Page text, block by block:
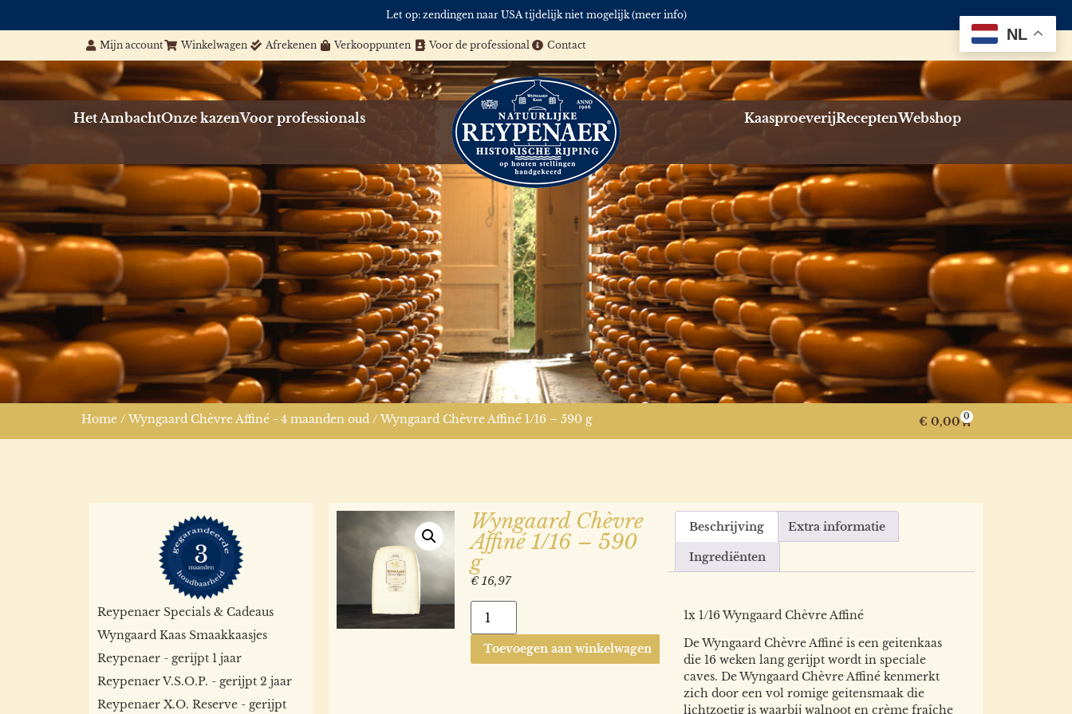
Let op: zendingen naar USA tijdelijk niet mogelijk (meer info)
Mijn account Winkelwagen Afrekenen Verkooppunten Voor de professional Contact
Het AmbachtOnze kazenVoor professionals KaasproeverijReceptenWebshop
Home / Wyngaard Chèvre Affiné - 4 maanden oud / Wyngaard Chèvre Affiné 1/16 – 590 g € 0,00 0
Reypenaer Specials & Cadeaus
Wyngaard Kaas Smaakkaasjes
Reypenaer - gerijpt 1 jaar
Reypenaer V.S.O.P. - gerijpt 2 jaar
Reypenaer X.O. Reserve - gerijpt
Wyngaard Chèvre
Affiné 1/16 – 590
g
€ 16,97
Toevoegen aan winkelwagen
Beschrijving Extra informatie
Ingrediënten
1x 1/16 Wyngaard Chèvre Affiné
De Wyngaard Chèvre Affiné is een geitenkaas
die 16 weken lang gerijpt wordt in speciale
caves. De Wyngaard Chèvre Affiné kenmerkt
zich door een vol romige geitensmaak die
lichtzoetig is waarbij walnoot en crème fraîche
NL